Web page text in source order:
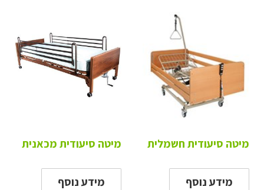
מיטה סיעודית חשמלית
מידע נוסף
מיטה סיעודית מכאנית
מידע נוסף